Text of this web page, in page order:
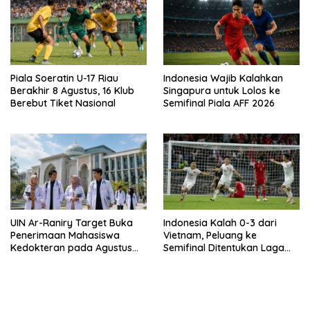
Piala Soeratin U-17 Riau
Berakhir 8 Agustus, 16 Klub
Berebut Tiket Nasional
Indonesia Wajib Kalahkan
Singapura untuk Lolos ke
Semifinal Piala AFF 2026
UIN Ar-Raniry Target Buka
Penerimaan Mahasiswa
Kedokteran pada Agustus
Indonesia Kalah 0-3 dari
Vietnam, Peluang ke
Semifinal Ditentukan Laga